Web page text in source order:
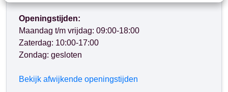
Openingstijden:
Maandag t/m vrijdag: 09:00-18:00
Zaterdag: 10:00-17:00
Zondag: gesloten
Bekijk afwijkende openingstijden